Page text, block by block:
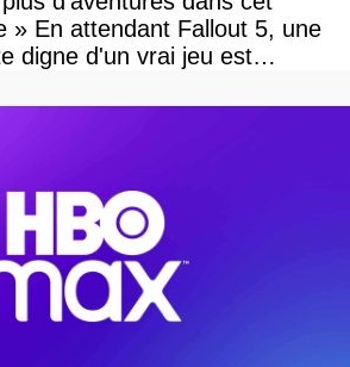
» En attendant Fallout 5, une
digne d'un vrai jeu est